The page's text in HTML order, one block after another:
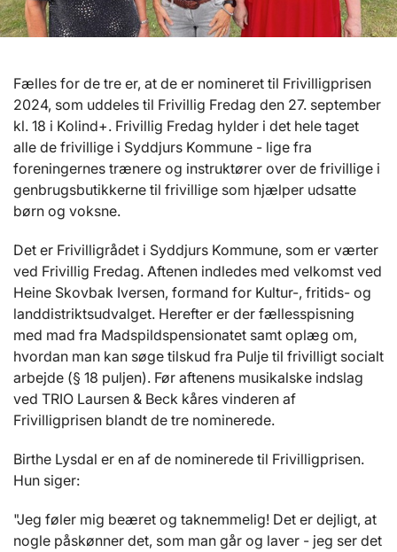
Fælles for de tre er, at de er nomineret til Frivilligprisen
2024, som uddeles til Frivillig Fredag den 27. september
kl. 18 i Kolind+. Frivillig Fredag hylder i det hele taget
alle de frivillige i Syddjurs Kommune - lige fra
foreningernes trænere og instruktører over de frivillige i
genbrugsbutikkerne til frivillige som hjælper udsatte
børn og voksne.
Det er Frivilligrådet i Syddjurs Kommune, som er værter
ved Frivillig Fredag. Aftenen indledes med velkomst ved
Heine Skovbak Iversen, formand for Kultur-, fritids- og
landdistriktsudvalget. Herefter er der fællesspisning
med mad fra Madspildspensionatet samt oplæg om,
hvordan man kan søge tilskud fra Pulje til frivilligt socialt
arbejde (§ 18 puljen). Før aftenens musikalske indslag
ved TRIO Laursen & Beck kåres vinderen af
Frivilligprisen blandt de tre nominerede.
Birthe Lysdal er en af de nominerede til Frivilligprisen.
Hun siger:
"Jeg føler mig beæret og taknemmelig! Det er dejligt, at
nogle påskønner det, som man går og laver - jeg ser det